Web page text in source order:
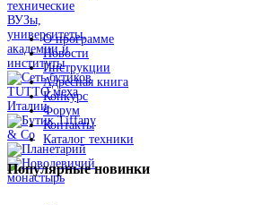
О программе
Новости
Инструкции
Адресная книга
Конкурс
Форум
Контакты
Каталог техники
Популярныеновинки